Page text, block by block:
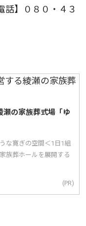
】０８０・４３
瀬の家族葬式場「ゆ
な寛ぎの空間＜1日1組
族葬ホールを展開する
(PR)